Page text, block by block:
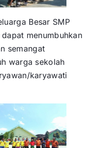
Besar SMP
menumbuhkan
semangat
warga sekolah
karyawati